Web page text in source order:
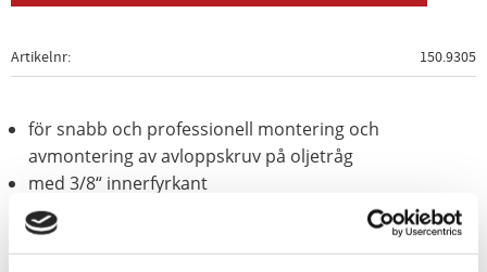
Artikelnr 150.9305
för snabb och professionell montering och
avmontering av avloppskruv på oljetråg
med 3/8“ innerfyrkant